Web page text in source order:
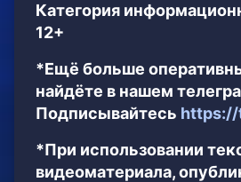
Категория
12+
*Ещё больше
найдёте в нашем
Подписывайтесь
*При использовании
видеоматериала,